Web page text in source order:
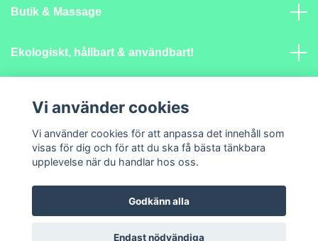
Butik & Massage
Ekologiskt, hållbart & användbart!
Sociala medier
© 2026 Lantlig Själ
Vi använder cookies
Vi använder cookies för att anpassa det innehåll som
visas för dig och för att du ska få bästa tänkbara
upplevelse när du handlar hos oss.
Godkänn alla
Endast nödvändiga